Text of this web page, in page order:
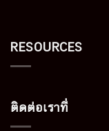
RESOURCES
ติดต่อเราที่